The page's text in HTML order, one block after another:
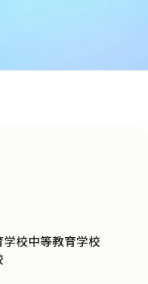
学校中等教育学校